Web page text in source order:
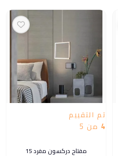
تم التقييم
4 من 5
مفتاح دركسون مفرد 15